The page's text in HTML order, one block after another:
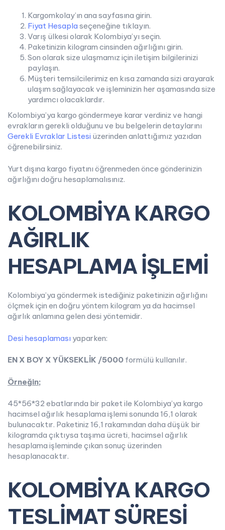
Kargomkolay’ın ana sayfasına girin.
Fiyat Hesapla seçeneğine tıklayın.
Varış ülkesi olarak Kolombiya’yı seçin.
Paketinizin kilogram cinsinden ağırlığını girin.
Son olarak size ulaşmamız için iletişim bilgilerinizi
paylaşın.
Müşteri temsilcilerimiz en kısa zamanda sizi arayarak
ulaşım sağlayacak ve işleminizin her aşamasında size
yardımcı olacaklardır.
Kolombiya’ya kargo göndermeye karar verdiniz ve hangi
evrakların gerekli olduğunu ve bu belgelerin detaylarını
Gerekli Evraklar Listesi üzerinden anlattığımız yazıdan
öğrenebilirsiniz.
Yurt dışına kargo fiyatını öğrenmeden önce gönderinizin
ağırlığını doğru hesaplamalısınız.
KOLOMBİYA KARGO
AĞIRLIK
HESAPLAMA İŞLEMİ
Kolombiya’ya göndermek istediğiniz paketinizin ağırlığını
ölçmek için en doğru yöntem kilogram ya da hacimsel
ağırlık anlamına gelen desi yöntemidir.
Desi hesaplaması yaparken:
EN X BOY X YÜKSEKLİK /5000 formülü kullanılır.
Örneğin;
45*56*32 ebatlarında bir paket ile Kolombiya’ya kargo
hacimsel ağırlık hesaplama işlemi sonunda 16,1 olarak
bulunacaktır. Paketiniz 16,1 rakamından daha düşük bir
kilogramda çıktıysa taşıma ücreti, hacimsel ağırlık
hesaplama işleminde çıkan sonuç üzerinden
hesaplanacaktır.
KOLOMBİYA KARGO
TESLİMAT SÜRESİ